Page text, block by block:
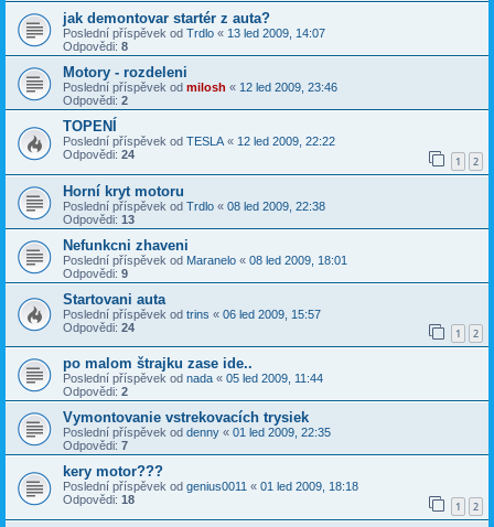
jak demontovar startér z auta?
Poslední příspěvek od Trdlo « 13 led 2009, 14:07
Odpovědi: 8
Motory - rozdeleni
Poslední příspěvek od milosh « 12 led 2009, 23:46
Odpovědi: 2
TOPENÍ
Poslední příspěvek od TESLA « 12 led 2009, 22:22
Odpovědi: 24 1 2
Horní kryt motoru
Poslední příspěvek od Trdlo « 08 led 2009, 22:38
Odpovědi: 13
Nefunkcni zhaveni
Poslední příspěvek od Maranelo « 08 led 2009, 18:01
Odpovědi: 9
Startovani auta
Poslední příspěvek od trins « 06 led 2009, 15:57
Odpovědi: 24 1 2
po malom štrajku zase ide..
Poslední příspěvek od nada « 05 led 2009, 11:44
Odpovědi: 2
Vymontovanie vstrekovacích trysiek
Poslední příspěvek od denny « 01 led 2009, 22:35
Odpovědi: 7
kery motor???
Poslední příspěvek od genius0011 « 01 led 2009, 18:18
Odpovědi: 18 1 2